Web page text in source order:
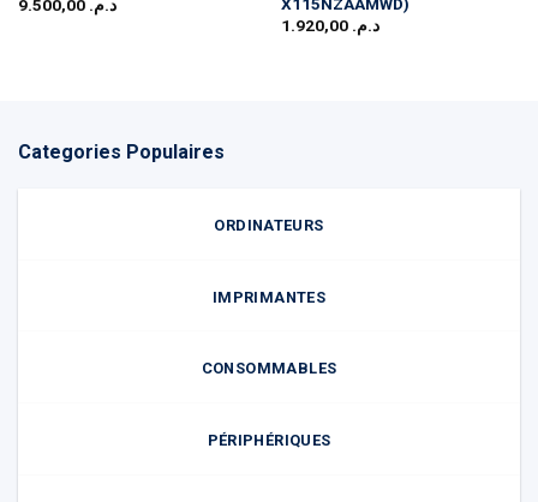
د.م. 9.500,00
د.م. 1.920,00
Categories Populaires
ORDINATEURS
IMPRIMANTES
CONSOMMABLES
PÉRIPHÉRIQUES